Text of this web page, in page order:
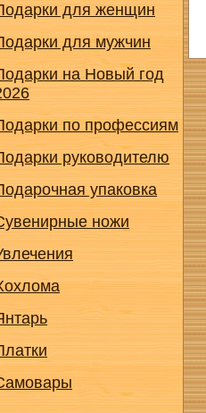
для женщин
для мужчин
на Новый год
по профессиям
руководителю
упаковка
ножи